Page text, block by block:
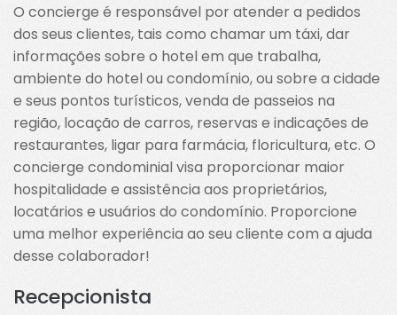
O concierge é responsável por atender a pedidos
dos seus clientes, tais como chamar um táxi, dar
informações sobre o hotel em que trabalha,
ambiente do hotel ou condomínio, ou sobre a cidade
e seus pontos turísticos, venda de passeios na
região, locação de carros, reservas e indicações de
restaurantes, ligar para farmácia, floricultura, etc. O
concierge condominial visa proporcionar maior
hospitalidade e assistência aos proprietários,
locatários e usuários do condomínio. Proporcione
uma melhor experiência ao seu cliente com a ajuda
desse colaborador!
Recepcionista